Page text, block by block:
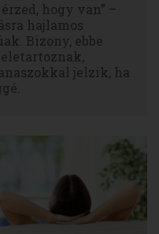
hogy van” –
hajlamos
Bizony, ebbe
jelzik, ha